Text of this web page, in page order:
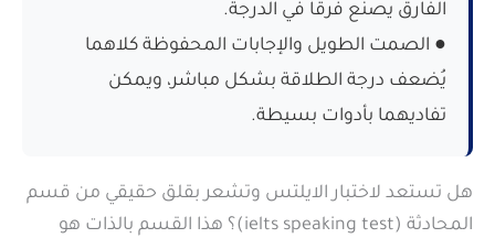
الفارق يصنع فرقاً في الدرجة.
● الصمت الطويل والإجابات المحفوظة كلاهما
يُضعف درجة الطلاقة بشكل مباشر، ويمكن
تفاديهما بأدوات بسيطة.
هل تستعد لاختبار الايلتس وتشعر بقلق حقيقي من قسم
المحادثة (ielts speaking test)؟ هذا القسم بالذات هو